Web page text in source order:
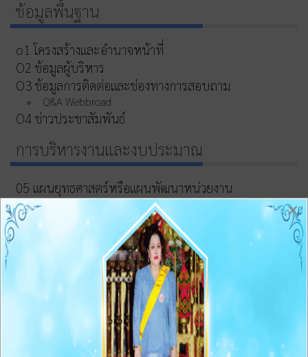
ข้อมูลพื้นฐาน
o1 โครงสร้างและอำนาจหน้าที่
O2 ข้อมูลผู้บริหาร
O3 ข้อมูลการติดต่อและช่องทางการสอบถาม
Q&A Webbroad
O4 ข่าวประชาสัมพันธ์
การบริหารงานและงบประมาณ
05 แผนยุทธศาสตร์หรือแผนพัฒนาหน่วยงาน
O6 แผนและความก้าวหน้าในการดำเนินงานและการใช้จ่าย
งบประมาณประจำปี
O7 รายงานผลการดำเนินงานประจำปี
O8 คู่มือหรือแนวทางการปฏิบัติงานของเจ้าหน้าที่
O9 คู่มือหรือแนวทางการขอรับบริการสำหรับผู้รับบริการ
หรือผู้มาติดต่อ
O10 ระบบการให้บริการผ่านช่องทางออนไลน์(E-Service)
ข้อมูลสถิติการให้บริการ
×